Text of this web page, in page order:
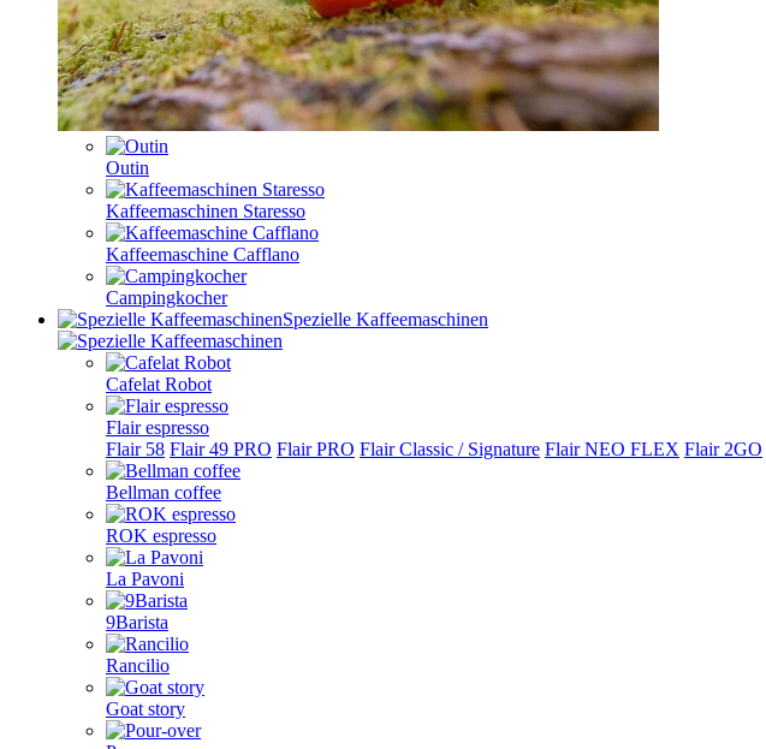
Outin
Kaffeemaschinen Staresso
Kaffeemaschine Cafflano
Campingkocher
Spezielle Kaffeemaschinen
Cafelat Robot
Flair espresso
Flair 58 Flair 49 PRO Flair PRO Flair Classic / Signature Flair NEO FLEX Flair 2GO
Bellman coffee
ROK espresso
La Pavoni
9Barista
Rancilio
Goat story